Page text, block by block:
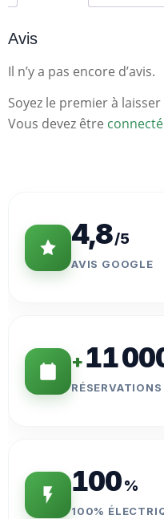
Avis
Il n’y a pas encore d’avis.
Soyez le premier à
Vous devez être connecté
4,8/5
AVIS GOOGLE
+11
RÉSERVATIONS
100%
100%